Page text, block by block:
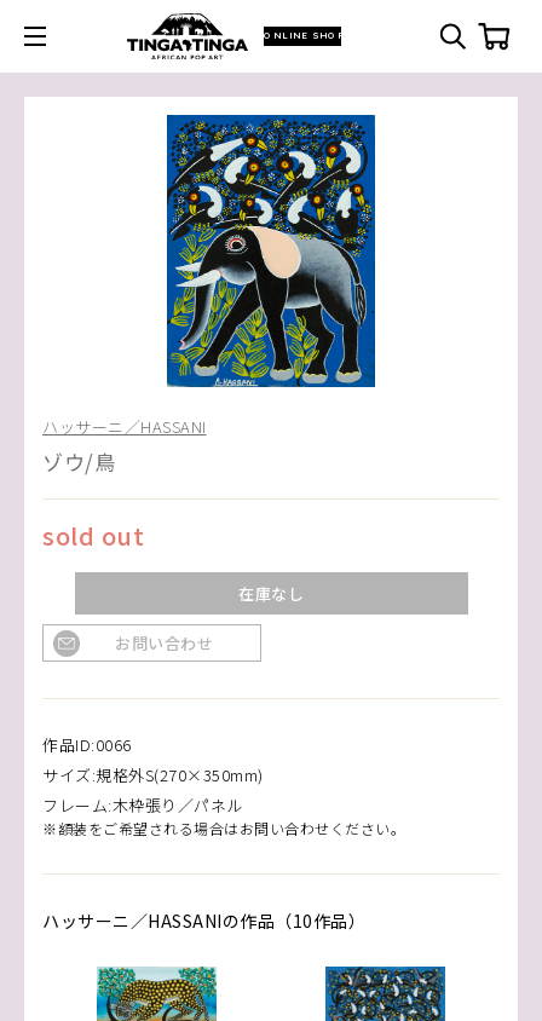
ONLINE SHOP
ハッサーニ／HASSANI
ゾウ/鳥
sold out
在庫なし
お問い合わせ
作品ID:0066
サイズ:規格外S(270×350mm)
フレーム:木枠張り／パネル
※額装をご希望される場合はお問い合わせください。
ハッサーニ／HASSANIの作品（10作品）